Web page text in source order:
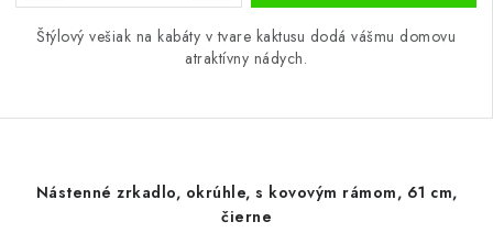
Štýlový vešiak na kabáty v tvare kaktusu dodá vášmu domovu
atraktívny nádych.
Nástenné zrkadlo, okrúhle, s kovovým rámom, 61 cm,
čierne